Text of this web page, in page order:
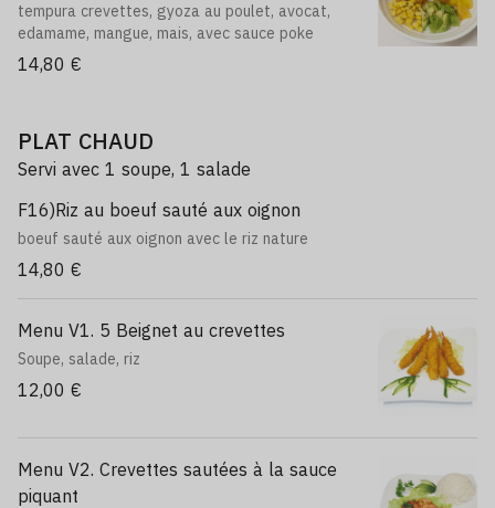
tempura crevettes, gyoza au poulet, avocat,
edamame, mangue, mais, avec sauce poke
14,80 €
PLAT CHAUD
Servi avec 1 soupe, 1 salade
F16)Riz au boeuf sauté aux oignon
boeuf sauté aux oignon avec le riz nature
14,80 €
Menu V1. 5 Beignet au crevettes
Soupe, salade, riz
12,00 €
Menu V2. Crevettes sautées à la sauce
piquant